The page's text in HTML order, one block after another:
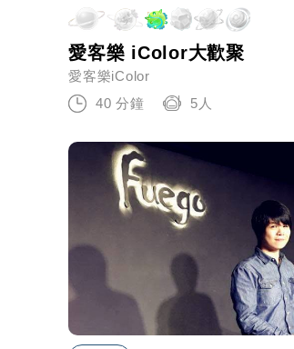
愛客樂 iColor大歡聚
愛客樂iColor
40 分鐘
5人